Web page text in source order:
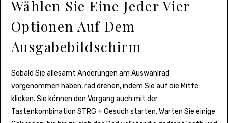
Wählen Sie Eine Jeder Vier
Optionen Auf Dem
Ausgabebildschirm
Sobald Sie allesamt Änderungen am Auswahlrad
vorgenommen haben, rad drehen, indem Sie auf die Mitte
klicken. Sie können den Vorgang auch mit der
Tastenkombination STRG + Gesuch starten. Warten Sie einige